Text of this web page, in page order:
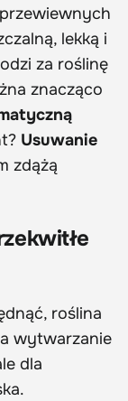
lekką i
za roślinę
znacząco
Usuwanie
zdążą
roślina
wytwarzanie
dla